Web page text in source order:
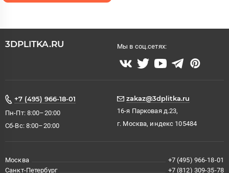
3DPLITKA.RU Мы в соц.сетях:
+7 (495) 966-18-01
Пн-Пт: 8:00–20:00
Сб-Вс: 8:00–20:00
zakaz@3dplitka.ru
16-я Парковая д.23,
г. Москва, индекс 105484
Москва
+7 (495) 966-18-01
Санкт-Петербург
+7 (812) 309-35-78